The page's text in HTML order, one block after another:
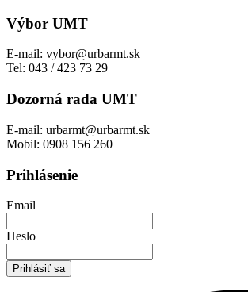
Výbor UMT
E-mail: vybor@urbarmt.sk
Tel: 043 / 423 73 29
Dozorná rada UMT
E-mail: urbarmt@urbarmt.sk
Mobil: 0908 156 260
Prihlásenie
Email
Heslo
Prihlásiť sa